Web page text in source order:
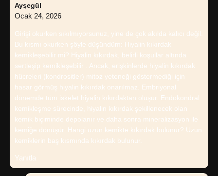
Ayşegül
Ocak 24, 2026
Girişi okurken sıkılmıyorsunuz, yine de çok akılda kalıcı değil.
Bu kısmı okurken şöyle düşündüm: Hiyalin kıkırdak
kemikleşebilir mi? Hiyalin kıkırdak, belirli koşullar altında
sertleşip kemikleşebilir . Ancak, erişkinlerde hiyalin kıkırdak
hücreleri (kondrositler) mitoz yeteneği göstermediği için
hasar görmüş hiyalin kıkırdak onarılmaz. Embriyonal
dönemde tüm iskelet hiyalin kıkırdaktan oluşur. Endokondral
kemikleşme sürecinde, hiyalin kıkırdak şekillenecek olan
kemik biçiminde depolanır ve daha sonra mineralizasyon ile
kemiğe dönüşür. Hangi uzun kemikte kıkırdak bulunur? Uzun
kemiklerin baş kısmında kıkırdak bulunur.
Yanıtla